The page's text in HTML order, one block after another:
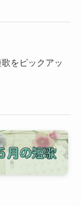
歌をピックアッ